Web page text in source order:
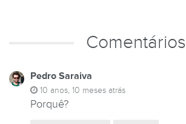
Comentários
Pedro Saraiva
10 anos, 10 meses atrás
Porquê?